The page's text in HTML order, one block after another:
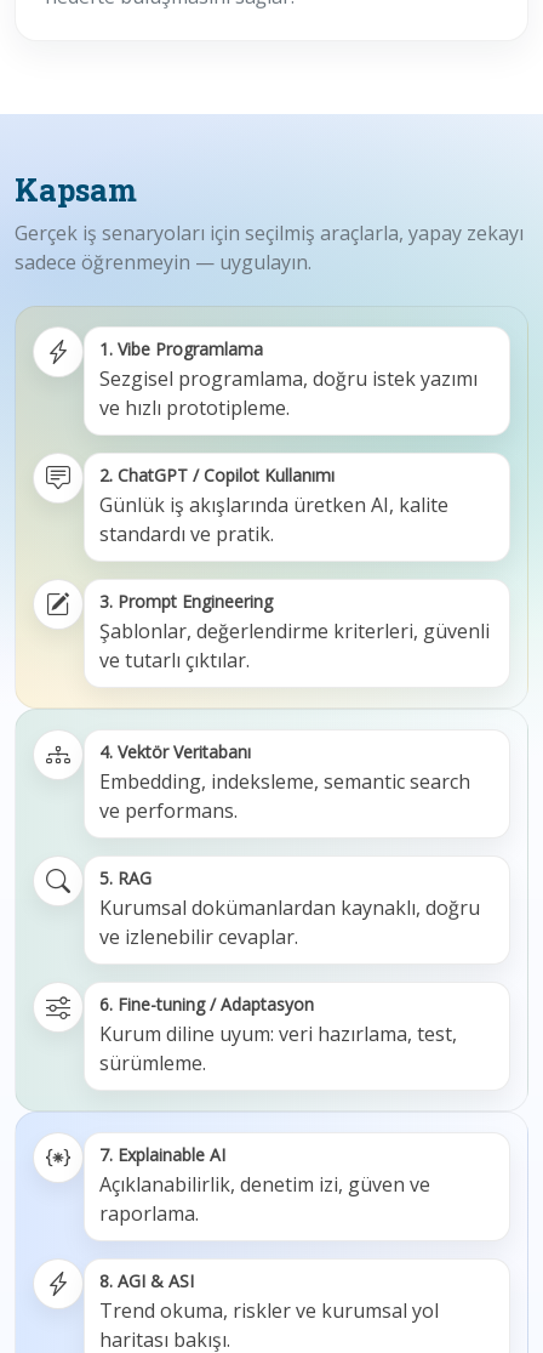
Kapsam
Gerçek iş senaryoları için seçilmiş araçlarla, yapay zekayı
sadece öğrenmeyin — uygulayın.
1. Vibe Programlama
Sezgisel programlama, doğru istek yazımı
ve hızlı prototipleme.
2. ChatGPT / Copilot Kullanımı
Günlük iş akışlarında üretken AI, kalite
standardı ve pratik.
3. Prompt Engineering
Şablonlar, değerlendirme kriterleri, güvenli
ve tutarlı çıktılar.
4. Vektör Veritabanı
Embedding, indeksleme, semantic search
ve performans.
5. RAG
Kurumsal dokümanlardan kaynaklı, doğru
ve izlenebilir cevaplar.
6. Fine-tuning / Adaptasyon
Kurum diline uyum: veri hazırlama, test,
sürümleme.
7. Explainable AI
Açıklanabilirlik, denetim izi, güven ve
raporlama.
8. AGI & ASI
Trend okuma, riskler ve kurumsal yol
haritası bakışı.